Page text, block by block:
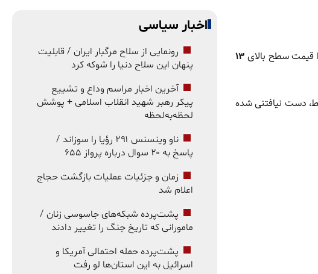
قیمت سطح بالای ۱۳
دست نیافتنی شده
اخبار سیاسی
رونمایی از سلاح مرگبار ایران / قابلیت
پنهان این سلاح دنیا را شوکه کرد
آخرین اخبار مراسم وداع و تشییع
پیکر رهبر شهید انقلاب اسلامی + پوشش
لحظه‌به‌لحظه
ناو وینسنس ۲۹۱ رؤیا را سوزاند /
پاسخ به ۲۰ سوال درباره پرواز ۶۵۵
زمان و جزئیات عملیات بازگشت حجاج
اعلام شد
پشت‌پرده شبکه‌های جاسوسی زنان /
مامورانی که تاریخ جنگ را تغییر دادند
پشت‌پرده حمله احتمالی آمریکا و
اسرائیل به این استان‌ها لو رفت